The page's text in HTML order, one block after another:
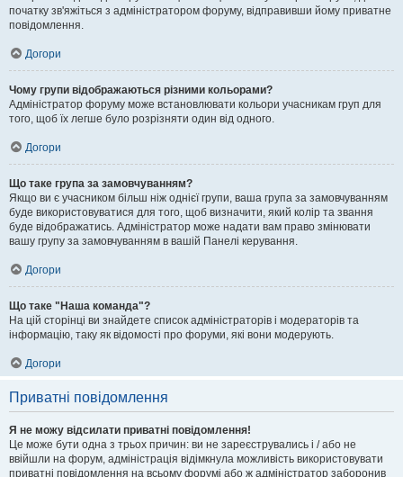
початку зв'яжіться з адміністратором форуму, відправивши йому приватне
повідомлення.
Догори
Чому групи відображаються різними кольорами?
Адміністратор форуму може встановлювати кольори учасникам груп для
того, щоб їх легше було розрізняти один від одного.
Догори
Що таке група за замовчуванням?
Якщо ви є учасником більш ніж однієї групи, ваша група за замовчуванням
буде використовуватися для того, щоб визначити, який колір та звання
буде відображатись. Адміністратор може надати вам право змінювати
вашу групу за замовчуванням в вашій Панелі керування.
Догори
Що таке "Наша команда"?
На цій сторінці ви знайдете список адміністраторів і модераторів та
інформацію, таку як відомості про форуми, які вони модерують.
Догори
Приватні повідомлення
Я не можу відсилати приватні повідомлення!
Це може бути одна з трьох причин: ви не зареєструвались і / або не
ввійшли на форум, адміністрація відімкнула можливість використовувати
приватні повідомлення на всьому форумі або ж адміністратор заборонив